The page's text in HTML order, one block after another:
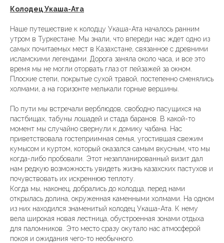
Колодец Укаша-Ата
Наше путешествие к колодцу Укаша-Ата началось ранним
утром в Туркестане. Мы знали, что впереди нас ждет одно из
самых почитаемых мест в Казахстане, связанное с древними
исламскими легендами. Дорога заняла около часа, и все это
время мы не могли оторвать глаз от пейзажей за окном.
Плоские степи, покрытые сухой травой, постепенно сменялись
холмами, а на горизонте мелькали горные вершины.
По пути мы встречали верблюдов, свободно пасущихся на
пастбищах, табуны лошадей и стада баранов. В какой-то
момент мы случайно свернули к домику чабана. Нас
приветствовала гостеприимная семья, угостившая свежим
кумысом и куртом, который оказался самым вкусным, что мы
когда-либо пробовали. Этот незапланированный визит дал
нам редкую возможность увидеть жизнь казахских пастухов и
почувствовать их искреннюю теплоту.
Когда мы, наконец, добрались до колодца, перед нами
открылась долина, окруженная каменными холмами. На одном
из них находился знаменитый колодец Укаша-Ата. К нему
вела широкая новая лестница, обустроенная зонами отдыха
для паломников. Это место сразу окутало нас атмосферой
покоя и ожидания чего-то необычного.